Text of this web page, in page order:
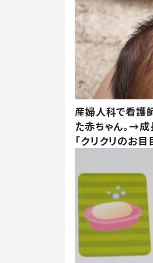
産婦人科で看護
た赤ちゃん。→
「クリクリのお目